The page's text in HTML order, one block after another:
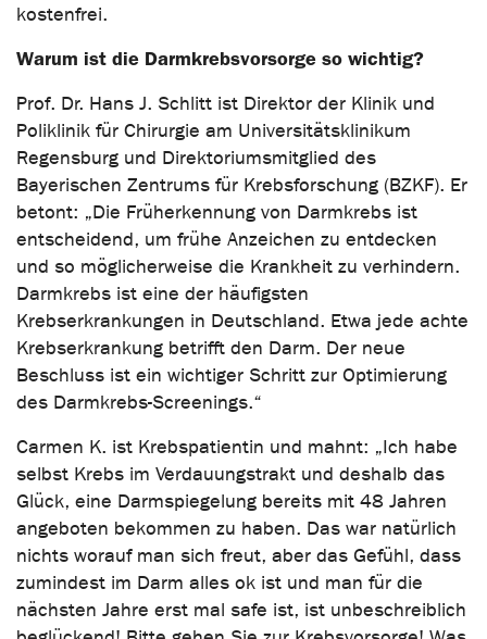
kostenfrei.
Warum ist die Darmkrebsvorsorge so wichtig?
Prof. Dr. Hans J. Schlitt ist Direktor der Klinik und
Poliklinik für Chirurgie am Universitätsklinikum
Regensburg und Direktoriumsmitglied des
Bayerischen Zentrums für Krebsforschung (BZKF). Er
betont: „Die Früherkennung von Darmkrebs ist
entscheidend, um frühe Anzeichen zu entdecken
und so möglicherweise die Krankheit zu verhindern.
Darmkrebs ist eine der häufigsten
Krebserkrankungen in Deutschland. Etwa jede achte
Krebserkrankung betrifft den Darm. Der neue
Beschluss ist ein wichtiger Schritt zur Optimierung
des Darmkrebs-Screenings.“
Carmen K. ist Krebspatientin und mahnt: „Ich habe
selbst Krebs im Verdauungstrakt und deshalb das
Glück, eine Darmspiegelung bereits mit 48 Jahren
angeboten bekommen zu haben. Das war natürlich
nichts worauf man sich freut, aber das Gefühl, dass
zumindest im Darm alles ok ist und man für die
nächsten Jahre erst mal safe ist, ist unbeschreiblich